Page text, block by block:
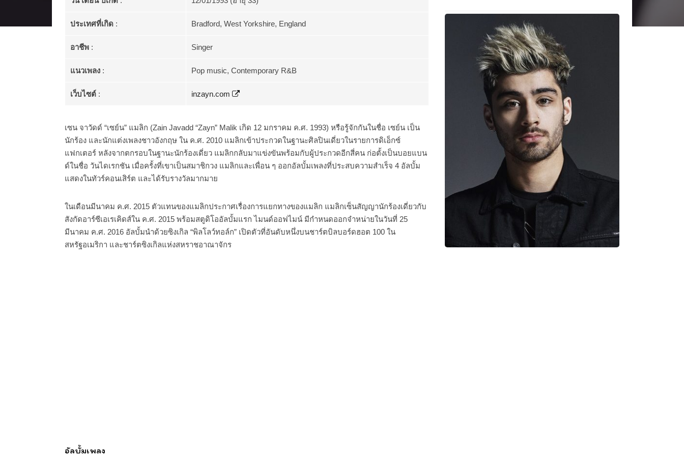
ประเทศที่เกิด : Bradford, West Yorkshire, England
อาชีพ : Singer
แนวเพลง : Pop music, Contemporary R&B
เว็บไซต์ : inzayn.com
เซน จาวัดด์ “เซย์น” แมลิก (Zain Javadd “Zayn” Malik เกิด 12 มกราคม ค.ศ. 1993) หรือรู้จักกันในชื่อ เซย์น เป็น
นักร้อง และนักแต่งเพลงชาวอังกฤษ ใน ค.ศ. 2010 แมลิกเข้าประกวดในฐานะศิลปินเดี่ยวในรายการดิเอ็กซ์
แฟกเตอร์ หลังจากตกรอบในฐานะนักร้องเดี่ยว แมลิกกลับมาแข่งขันพร้อมกับผู้ประกวดอีกสี่คน ก่อตั้งเป็นบอยแบน
ด์ในชื่อ วันไดเรกชัน เมื่อครั้งที่เขาเป็นสมาชิกวง แมลิกและเพื่อน ๆ ออกอัลบั้มเพลงที่ประสบความสำเร็จ 4 อัลบั้ม
แสดงในทัวร์คอนเสิร์ต และได้รับรางวัลมากมาย
ในเดือนมีนาคม ค.ศ. 2015 ตัวแทนของแมลิกประกาศเรื่องการแยกทางของแมลิก แมลิกเซ็นสัญญานักร้องเดี่ยวกับ
สังกัดอาร์ซีเอเรเคิดส์ใน ค.ศ. 2015 พร้อมสตูดิโออัลบั้มแรก ไมนด์ออฟไมน์ มีกำหนดออกจำหน่ายในวันที่ 25
มีนาคม ค.ศ. 2016 อัลบั้มนำด้วยซิงเกิล “พิลโลว์ทอล์ก” เปิดตัวที่อันดับหนึ่งบนชาร์ตบิลบอร์ดฮอต 100 ใน
สหรัฐอเมริกา และชาร์ตซิงเกิลแห่งสหราชอาณาจักร
อัลบั้มเพลง